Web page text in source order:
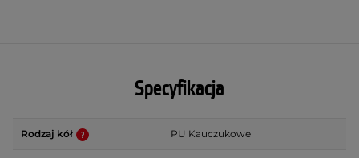
Specyfikacja
Rodzaj kół PU Kauczukowe